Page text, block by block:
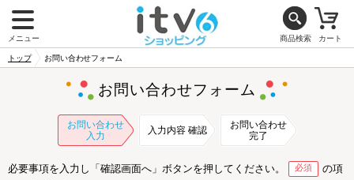
メニュー 商品検索 カート
トップ お問い合わせフォーム
お問い合わせフォーム
お問い合わせ
入力
入力内容 確認
お問い合わせ
完了
必要事項を入力し「確認画面へ」ボタンを押してください。 必須
の項